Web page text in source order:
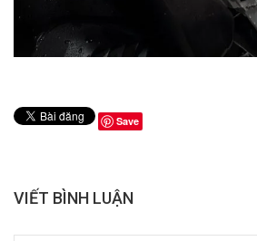
Save
VIẾT BÌNH LUẬN